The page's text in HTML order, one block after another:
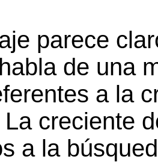
parece
de una
a la
creciente
a la